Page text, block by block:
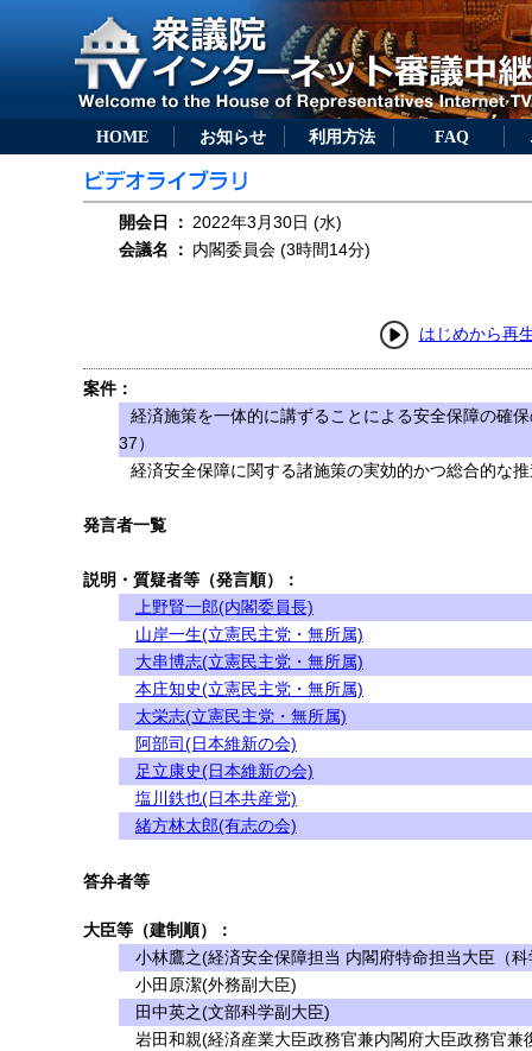
HOME お知らせ 利用方法 FAQ
開会日 ： 2022年3月30日 (水)
会議名
： 内閣委員会 (3時間14分)
はじめから再
案件：
経済施策を一体的に講ずることによる安全保障の確
37）
経済安全保障に関する諸施策の実効的かつ総合的な
発言者一覧
説明・質疑者等（発言順）：
上野賢一郎(内閣委員長)
山岸一生(立憲民主党・無所属)
大串博志(立憲民主党・無所属)
本庄知史(立憲民主党・無所属)
太栄志(立憲民主党・無所属)
阿部司(日本維新の会)
足立康史(日本維新の会)
塩川鉄也(日本共産党)
緒方林太郎(有志の会)
答弁者等
大臣等（建制順）：
小林鷹之(経済安全保障担当 内閣府特命担当大臣（
小田原潔(外務副大臣)
田中英之(文部科学副大臣)
岩田和親(経済産業大臣政務官兼内閣府大臣政務官兼